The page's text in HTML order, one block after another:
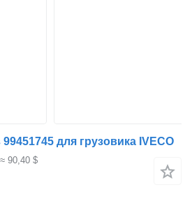
для грузовика IVECO
≈ 90,40 $